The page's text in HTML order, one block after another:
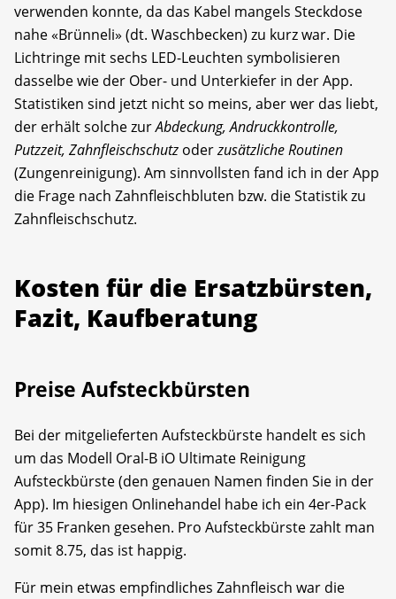
verwenden konnte, da das Kabel mangels Steckdose
nahe «Brünneli» (dt. Waschbecken) zu kurz war. Die
Lichtringe mit sechs LED-Leuchten symbolisieren
dasselbe wie der Ober- und Unterkiefer in der App.
Statistiken sind jetzt nicht so meins, aber wer das liebt,
der erhält solche zurAbdeckung, Andruckkontrolle,
Putzzeit, Zahnfleischschutz oderzusätzliche Routinen
(Zungenreinigung). Am sinnvollsten fand ich in der App
die Frage nach Zahnfleischbluten bzw. die Statistik zu
Zahnfleischschutz.
Kosten für die Ersatzbürsten,
Fazit, Kaufberatung
Preise Aufsteckbürsten
Bei der mitgelieferten Aufsteckbürste handelt es sich
um das Modell Oral-B iO Ultimate Reinigung
Aufsteckbürste (den genauen Namen finden Sie in der
App). Im hiesigen Onlinehandel habe ich ein 4er-Pack
für 35 Franken gesehen. Pro Aufsteckbürste zahlt man
somit 8.75, das ist happig.
Für mein etwas empfindliches Zahnfleisch war die